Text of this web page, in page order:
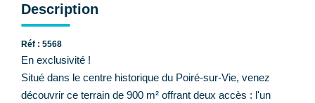
Description
Réf : 5568
En exclusivité !
Situé dans le centre historique du Poiré-sur-Vie, venez
découvrir ce terrain de 900 m² offrant deux accès : l'un